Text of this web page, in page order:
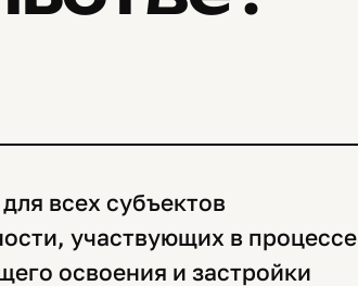
всех субъектов
участвующих в процессе
освоения и застройки